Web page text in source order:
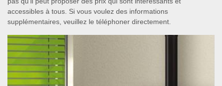
accessibles à tous. Si vous voulez des informations
supplémentaires, veuillez le téléphoner directement.